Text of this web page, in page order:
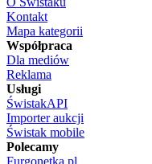
Kontakt
Mapa kategorii
Współpraca
Dla mediów
Reklama
Usługi
ŚwistakAPI
Importer aukcji
Świstak mobile
Polecamy
Furgonetka.pl